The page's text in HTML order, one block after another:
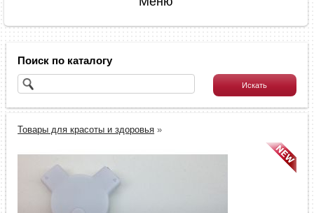
Поиск по каталогу
Товары для красоты и здоровья »